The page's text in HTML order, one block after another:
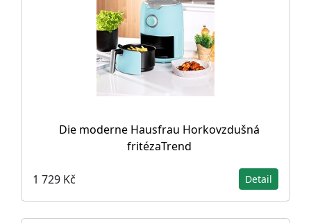
Die moderne Hausfrau Horkovzdušná
fritézaTrend
1 729 Kč Detail